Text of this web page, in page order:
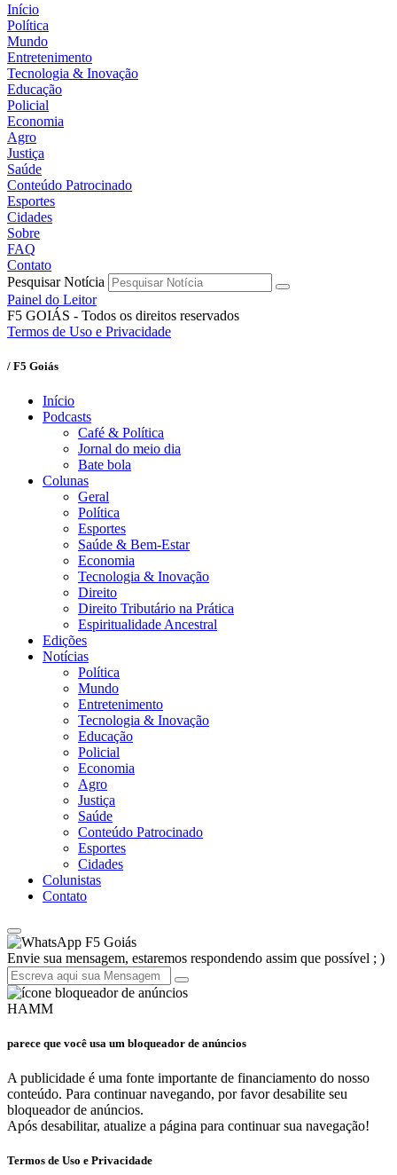
Início
Política
Mundo
Entretenimento
Tecnologia & Inovação
Educação
Policial
Economia
Agro
Justiça
Saúde
Conteúdo Patrocinado
Esportes
Cidades
Sobre
FAQ
Contato
Pesquisar Notícia
Painel do Leitor
F5 GOIÁS - Todos os direitos reservados
Termos de Uso e Privacidade
/ F5 Goiás
Início
Podcasts
Café & Política
Jornal do meio dia
Bate bola
Colunas
Geral
Política
Esportes
Saúde & Bem-Estar
Economia
Tecnologia & Inovação
Direito
Direito Tributário na Prática
Espiritualidade Ancestral
Edições
Notícias
Política
Mundo
Entretenimento
Tecnologia & Inovação
Educação
Policial
Economia
Agro
Justiça
Saúde
Conteúdo Patrocinado
Esportes
Cidades
Colunistas
Contato
F5 Goiás
Envie sua mensagem, estaremos respondendo assim que possível ; )
HAMM
parece que você usa um bloqueador de anúncios
A publicidade é uma fonte importante de financiamento do nosso
conteúdo. Para continuar navegando, por favor desabilite seu
bloqueador de anúncios.
Após desabilitar, atualize a página para continuar sua navegação!
Termos de Uso e Privacidade